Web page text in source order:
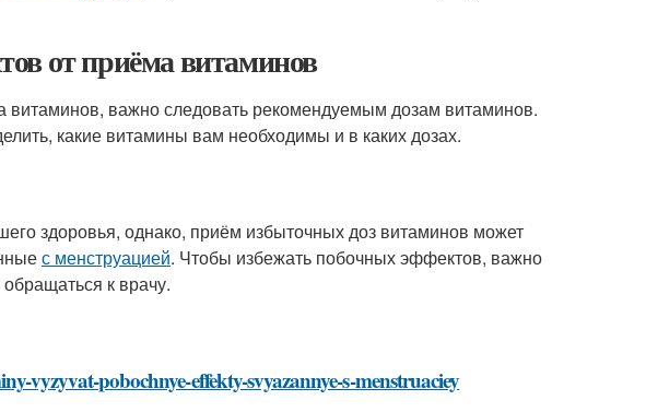
от приёма витаминов
важно следовать рекомендуемым дозам витаминов.
какие витамины вам необходимы и в каких дозах.
здоровья, однако, приём избыточных доз витаминов может
с менструацией. Чтобы избежать побочных эффектов, важно
к врачу.
vyzyvat-pobochnye-effekty-svyazannye-s-menstruaciey